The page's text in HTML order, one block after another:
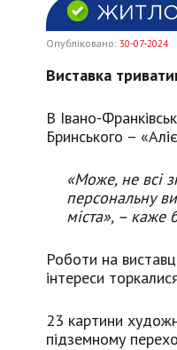
Опубліковано: 30-07-2024
Виставка
В Івано-
Бринського –
«Може, не всі
персональну
міста», – каже
Роботи на
інтереси
23 картини
підземному